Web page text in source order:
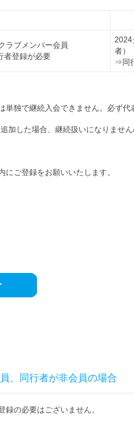
ラブメンバー会員
者登録が必要
2024
者）
⇒同
独で継続入会できません。必ず代
した場合、継続扱いになりません
にご登録をお願いいたします。
、同行者が非会員の場合
の必要はございません。